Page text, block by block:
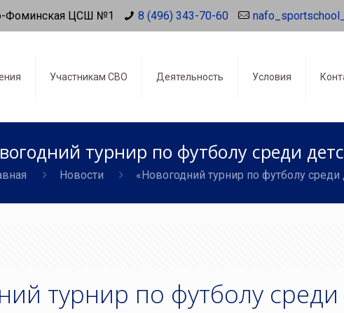
Фоминская ЦСШ №1 8 (496) 343-70-60
Участникам СВО Деятельность Условия
турнир по футболу среди
Новости «Новогодний турнир по футболу среди
турнир по футболу среди